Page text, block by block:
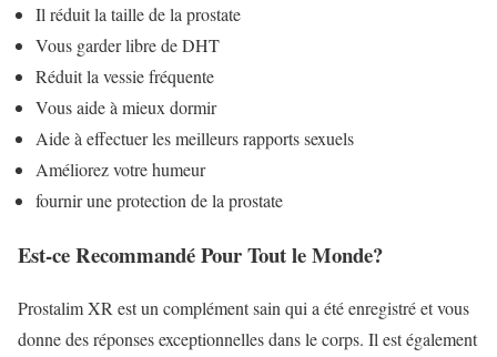
Il réduit la taille de la prostate
Vous garder libre de DHT
Réduit la vessie fréquente
Vous aide à mieux dormir
Aide à effectuer les meilleurs rapports sexuels
Améliorez votre humeur
fournir une protection de la prostate
Est-ce Recommandé Pour Tout le Monde?
Prostalim XR est un complément sain qui a été enregistré et vous
donne des réponses exceptionnelles dans le corps. Il est également